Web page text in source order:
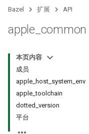
Bazel 扩展 API
apple common
本页内容
成员
apple_host_system_env
apple_toolchain
dotted_version
平台